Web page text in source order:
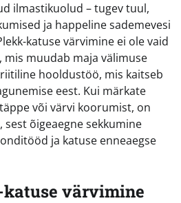
ilmastikuolud – tugev tuul,
ja happeline sademevesi
katuse värvimine ei ole vaid
muudab maja välimuse
hooldustöö, mis kaitseb
eest. Kui märkate
või värvi koorumist, on
õigeaegne sekkumine
ja katuse enneaegse
värvimine